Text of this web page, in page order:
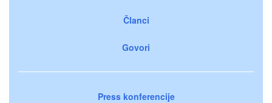
Članci
Govori
Press konferencije